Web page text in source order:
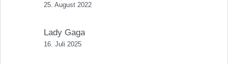
25. August 2022
Lady Gaga
16. Juli 2025